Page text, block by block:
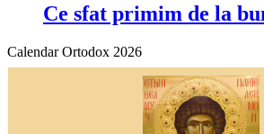
Ce sfat primim de la
Calendar Ortodox 2026